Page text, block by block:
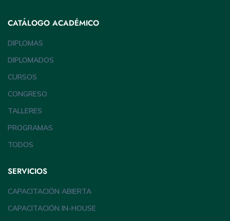
CATÁLOGO ACADÉMICO
DIPLOMAS
DIPLOMADOS
CURSOS
CONGRESO
TALLERES
PROGRAMAS
TODOS
SERVICIOS
CAPACITACIÓN ABIERTA
CAPACITACIÓN IN-HOUSE